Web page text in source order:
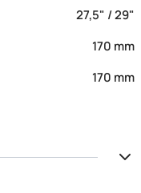
27,5" / 29"
170 mm
170 mm